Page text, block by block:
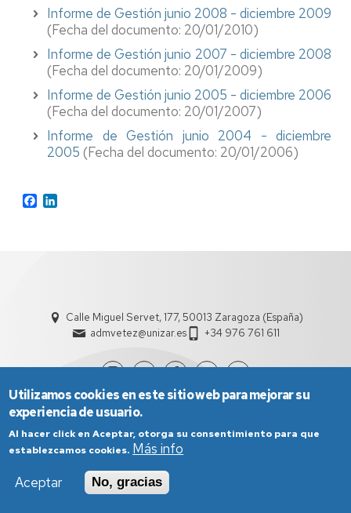
Informe de Gestión junio 2008 - diciembre 2009
(Fecha del documento: 20/01/2010)
Informe de Gestión junio 2007 - diciembre 2008
(Fecha del documento: 20/01/2009)
Informe de Gestión junio 2005 - diciembre 2006
(Fecha del documento: 20/01/2007)
Informe de Gestión junio 2004 - diciembre
2005 (Fecha del documento: 20/01/2006)
Facebook
Calle Miguel Servet, 177, 50013 Zaragoza (España)
admvetez@unizar.es
+34 976 761 611
Aviso Legal
Condiciones generales de uso
Política de Privacidad
Utilizamos cookies en este sitio web para mejorar su
experiencia de usuario.
Al hacer click en Aceptar, otorga su consentimiento para que
establezcamos cookies. Más info
Aceptar
No, gracias